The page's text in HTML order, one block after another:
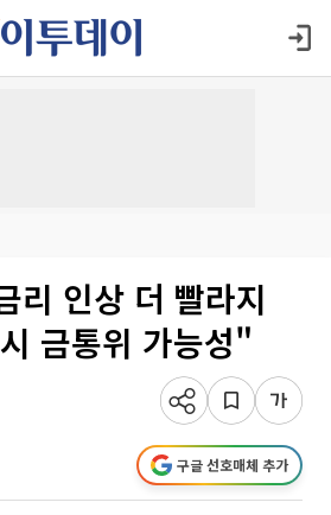
리 인상 더 빨라지
금통위 가능성"
구글 선호매체 추가